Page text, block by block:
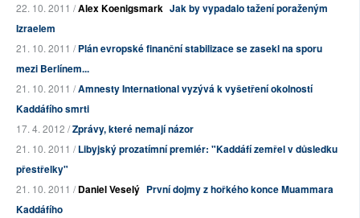
22. 10. 2011 /Alex Koenigsmark Jak by vypadalo tažení poraženým
Izraelem
21. 10. 2011 /Plán evropské finanční stabilizace se zasekl na sporu
mezi Berlínem...
21. 10. 2011 /Amnesty International vyzývá k vyšetření okolností
Kaddáfího smrti
17. 4. 2012 /Zprávy, které nemají názor
21. 10. 2011 /Libyjský prozatímní premiér: "Kaddáfí zemřel v důsledku
přestřelky"
21. 10. 2011 /Daniel Veselý První dojmy z hořkého konce Muammara
Kaddáfího